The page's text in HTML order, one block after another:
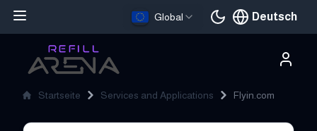
Global Deutsch
Aktuelle Sprache
Startseite Services and Applications Flyin.com